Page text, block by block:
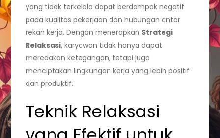
yang tidak terkelola dapat berdampak negatif
pada kualitas pekerjaan dan hubungan antar
rekan kerja. Dengan menerapkan Strategi
Relaksasi, karyawan tidak hanya dapat
meredakan ketegangan, tetapi juga
menciptakan lingkungan kerja yang lebih positif
dan produktif.
Teknik Relaksasi